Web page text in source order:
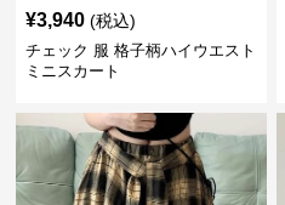
¥3,940 (税込)
チェック 服 格子柄ハイウエスト
ミニスカート